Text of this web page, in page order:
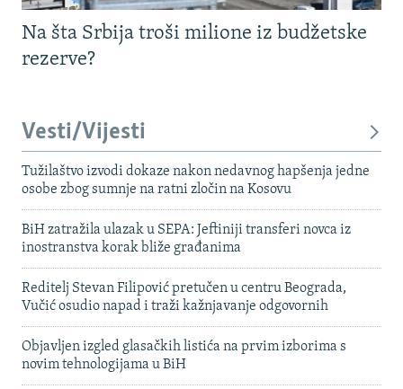
Na šta Srbija troši milione iz budžetske
rezerve?
Vesti/Vijesti
Tužilaštvo izvodi dokaze nakon nedavnog hapšenja jedne
osobe zbog sumnje na ratni zločin na Kosovu
BiH zatražila ulazak u SEPA: Jeftiniji transferi novca iz
inostranstva korak bliže građanima
Reditelj Stevan Filipović pretučen u centru Beograda,
Vučić osudio napad i traži kažnjavanje odgovornih
Objavljen izgled glasačkih listića na prvim izborima s
novim tehnologijama u BiH